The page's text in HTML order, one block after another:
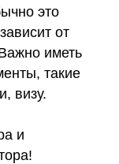
это
от
иметь
такие
визу.
и